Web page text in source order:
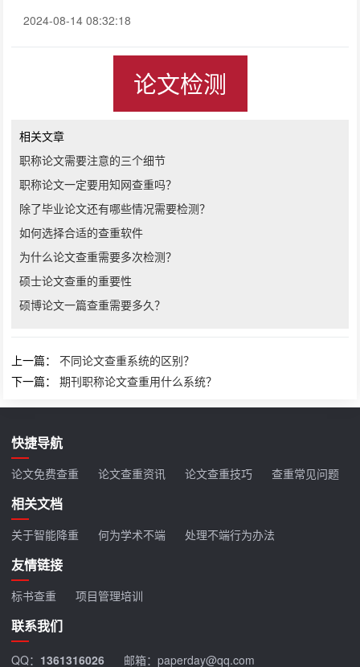
2024-08-14 08:32:18
论文检测
相关文章
职称论文需要注意的三个细节
职称论文一定要用知网查重吗？
除了毕业论文还有哪些情况需要检测？
如何选择合适的查重软件
为什么论文查重需要多次检测？
硕士论文查重的重要性
硕博论文一篇查重需要多久？
上一篇：不同论文查重系统的区别？
下一篇：期刊职称论文查重用什么系统？
快捷导航
论文免费查重 论文查重资讯 论文查重技巧 查重常见问题
相关文档
关于智能降重 何为学术不端 处理不端行为办法
友情链接
标书查重 项目管理培训
联系我们
QQ： 1361316026 邮箱：paperday@qq.com